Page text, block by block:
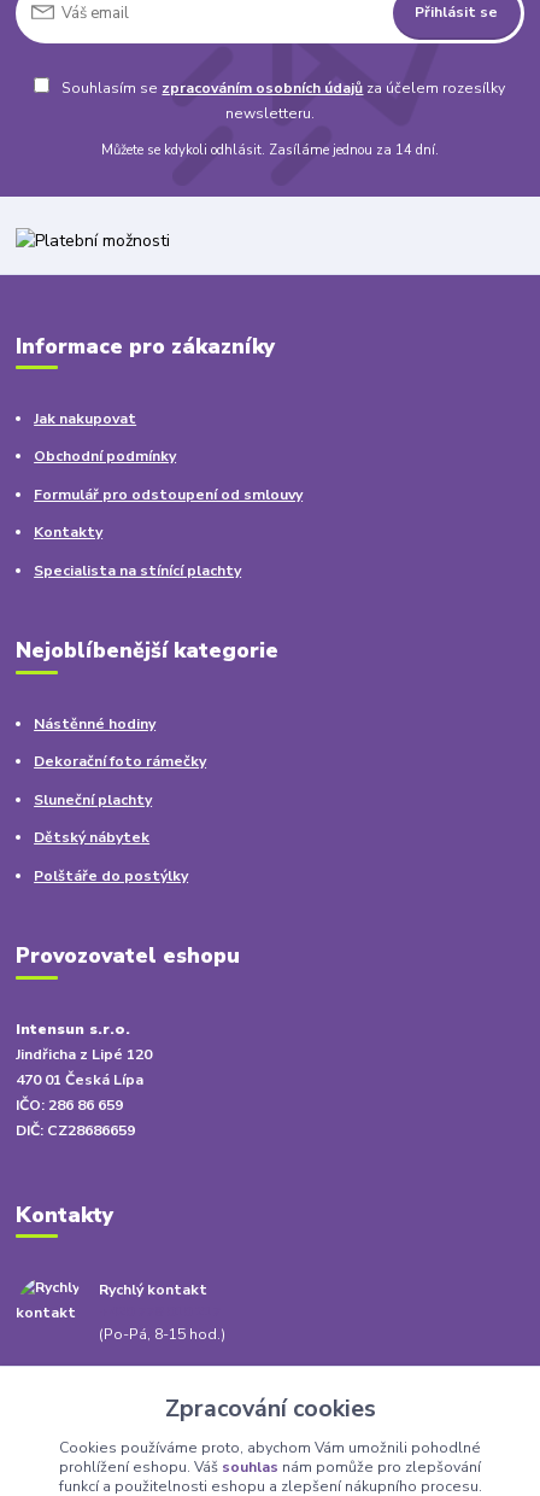
Přihlásit se
Souhlasím se zpracováním osobních údajů za účelem rozesílky
newsletteru.
Můžete se kdykoli odhlásit. Zasíláme jednou za 14 dní.
Informace pro zákazníky
Jak nakupovat
Obchodní podmínky
Formulář pro odstoupení od smlouvy
Kontakty
Specialista na stínící plachty
Nejoblíbenější kategorie
Nástěnné hodiny
Dekorační foto rámečky
Sluneční plachty
Dětský nábytek
Polštáře do postýlky
Provozovatel eshopu
Intensun s.r.o.
Jindřicha z Lipé 120
470 01 Česká Lípa
IČO: 286 86 659
DIČ: CZ28686659
Kontakty
Rychlý kontakt
(Po-Pá, 8-15 hod.)
Zpracování cookies
Cookies používáme proto, abychom Vám umožnili pohodlné
prohlížení eshopu. Váš souhlas nám pomůže pro zlepšování
funkcí a použitelnosti eshopu a zlepšení nákupního procesu.